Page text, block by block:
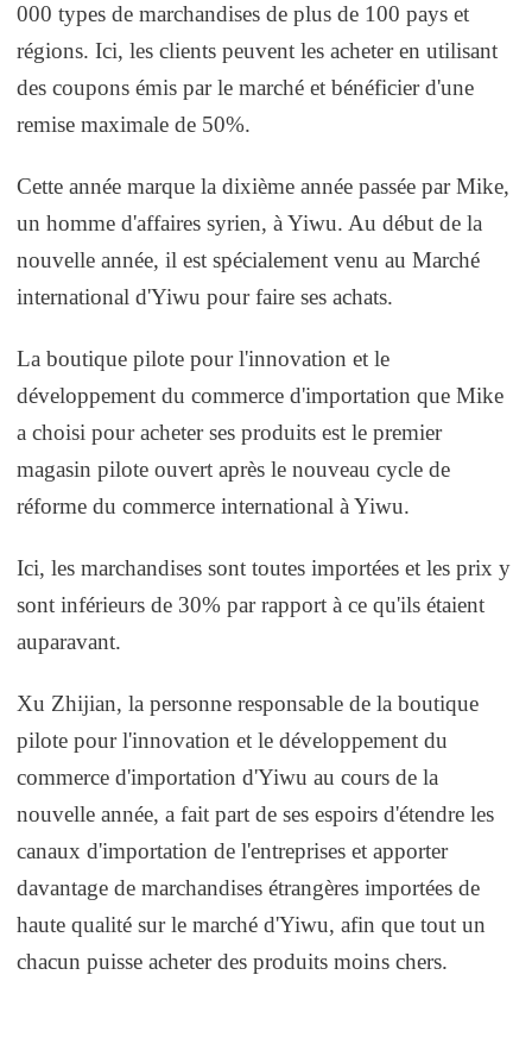
000 types de marchandises de plus de 100 pays et
régions. Ici, les clients peuvent les acheter en utilisant
des coupons émis par le marché et bénéficier d'une
remise maximale de 50%.
Cette année marque la dixième année passée par Mike,
un homme d'affaires syrien, à Yiwu. Au début de la
nouvelle année, il est spécialement venu au Marché
international d'Yiwu pour faire ses achats.
La boutique pilote pour l'innovation et le
développement du commerce d'importation que Mike
a choisi pour acheter ses produits est le premier
magasin pilote ouvert après le nouveau cycle de
réforme du commerce international à Yiwu.
Ici, les marchandises sont toutes importées et les prix y
sont inférieurs de 30% par rapport à ce qu'ils étaient
auparavant.
Xu Zhijian, la personne responsable de la boutique
pilote pour l'innovation et le développement du
commerce d'importation d'Yiwu au cours de la
nouvelle année, a fait part de ses espoirs d'étendre les
canaux d'importation de l'entreprises et apporter
davantage de marchandises étrangères importées de
haute qualité sur le marché d'Yiwu, afin que tout un
chacun puisse acheter des produits moins chers.